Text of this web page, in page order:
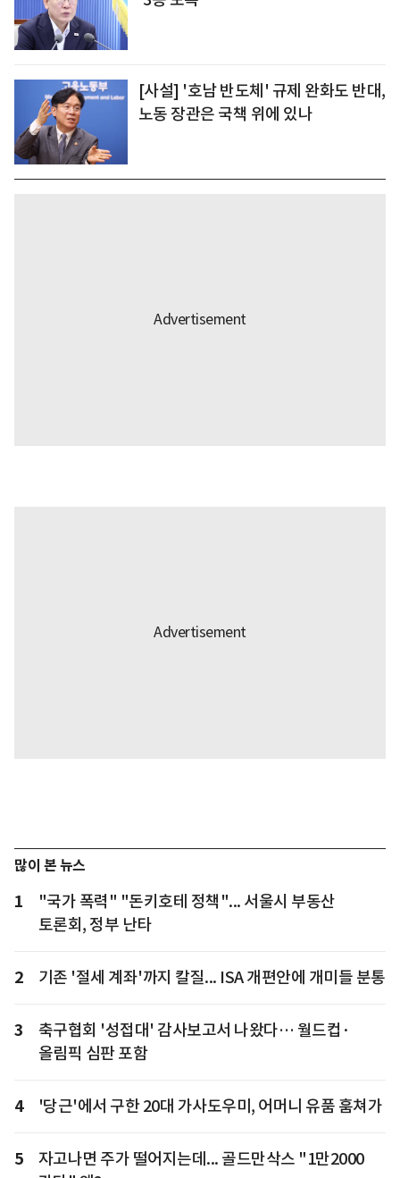
[사설] '호남 반도체' 규제 완화도 반대,
노동 장관은 국책 위에 있나
많이 본 뉴스
1
"국가 폭력" "돈키호테 정책"... 서울시 부동산
토론회, 정부 난타
2 기존 '절세 계좌'까지 칼질... ISA 개편안에 개미들 분통
3
축구협회 '성접대' 감사보고서 나왔다… 월드컵·
올림픽 심판 포함
4 '당근'에서 구한 20대 가사도우미, 어머니 유품 훔쳐가
5
자고나면 주가 떨어지는데... 골드만삭스 "1만2000